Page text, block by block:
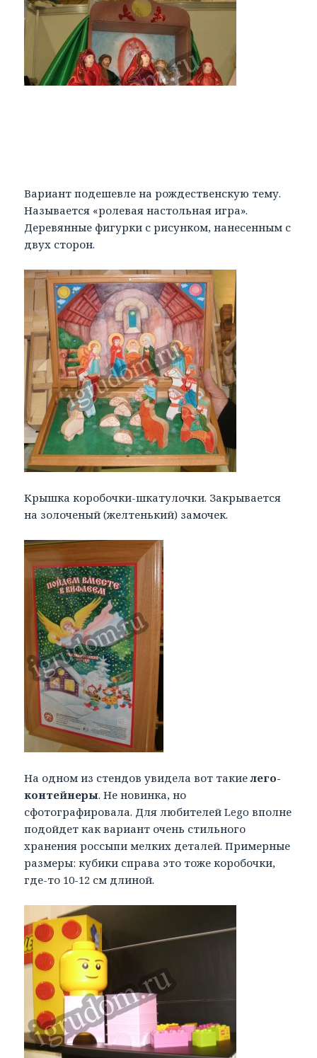
Вариант подешевле на рождественскую тему.
Называется «ролевая настольная игра».
Деревянные фигурки с рисунком, нанесенным с
двух сторон.
Крышка коробочки-шкатулочки. Закрывается
на золоченый (желтенький) замочек.
На одном из стендов увидела вот такиелего-
контейнеры. Не новинка, но
сфотографировала. Для любителей Lego вполне
подойдет как вариант очень стильного
хранения россыпи мелких деталей. Примерные
размеры: кубики справа это тоже коробочки,
где-то 10-12 см длиной.